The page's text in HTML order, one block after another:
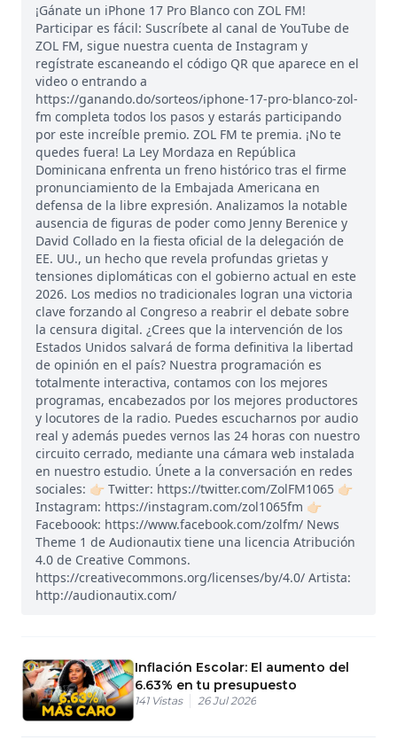
¡Gánate un iPhone 17 Pro Blanco con ZOL FM!
Participar es fácil: Suscríbete al canal de YouTube de
ZOL FM, sigue nuestra cuenta de Instagram y
regístrate escaneando el código QR que aparece en el
video o entrando a
https://ganando.do/sorteos/iphone-17-pro-blanco-zol-
fm completa todos los pasos y estarás participando
por este increíble premio. ZOL FM te premia. ¡No te
quedes fuera! La Ley Mordaza en República
Dominicana enfrenta un freno histórico tras el firme
pronunciamiento de la Embajada Americana en
defensa de la libre expresión. Analizamos la notable
ausencia de figuras de poder como Jenny Berenice y
David Collado en la fiesta oficial de la delegación de
EE. UU., un hecho que revela profundas grietas y
tensiones diplomáticas con el gobierno actual en este
2026. Los medios no tradicionales logran una victoria
clave forzando al Congreso a reabrir el debate sobre
la censura digital. ¿Crees que la intervención de los
Estados Unidos salvará de forma definitiva la libertad
de opinión en el país? Nuestra programación es
totalmente interactiva, contamos con los mejores
programas, encabezados por los mejores productores
y locutores de la radio. Puedes escucharnos por audio
real y además puedes vernos las 24 horas con nuestro
circuito cerrado, mediante una cámara web instalada
en nuestro estudio. Únete a la conversación en redes
sociales: 👉🏻 Twitter: https://twitter.com/ZolFM1065 👉🏻
Instagram: https://instagram.com/zol1065fm 👉🏻
Faceboook: https://www.facebook.com/zolfm/ News
Theme 1 de Audionautix tiene una licencia Atribución
4.0 de Creative Commons.
https://creativecommons.org/licenses/by/4.0/ Artista:
http://audionautix.com/
Inflación Escolar: El aumento del
6.63% en tu presupuesto
141 Vistas 26 Jul 2026